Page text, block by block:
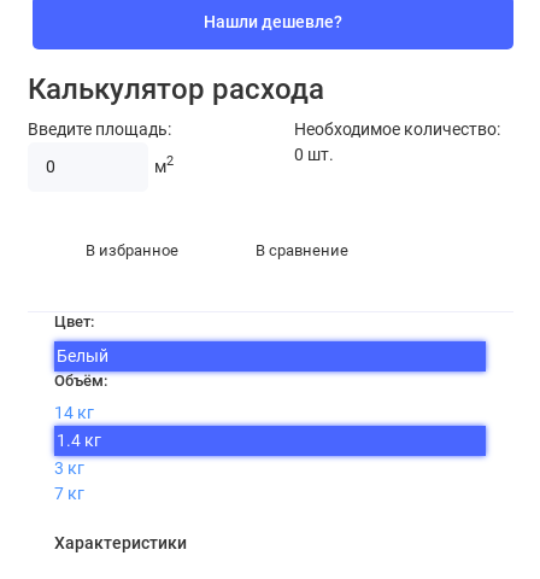
Нашли дешевле?
Калькулятор расхода
Введите площадь:
м2
Необходимое количество:
0 шт.
В избранное В сравнение
Цвет:
Белый
Объём:
14 кг
1.4 кг
3 кг
7 кг
Характеристики